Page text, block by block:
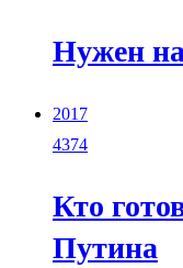
Нужен
2017
4374
Кто
Путина